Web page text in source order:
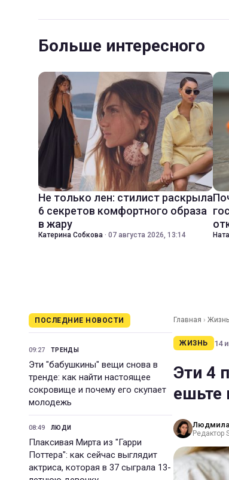
Больше интересного
Не только лен: стилист раскрыла
6 секретов комфортного образа
в жару
Катерина Собкова · 07 августа 2026, 13:14
ПОСЛЕДНИЕ НОВОСТИ
09:27 ТРЕНДЫ
Эти "бабушкины" вещи снова в
тренде: как найти настоящее
сокровище и почему его скупает
молодежь
08:49 ЛЮДИ
Плаксивая Мирта из "Гарри
Поттера": как сейчас выглядит
актриса, которая в 37 сыграла 13-
Главная › Жизнь
ЖИЗНЬ 14
Эти 4
ешьте
Редактор